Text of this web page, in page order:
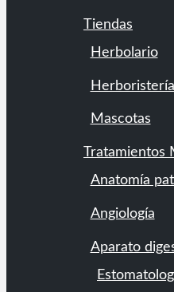
Tiendas
Herbolario
Herboristería
Mascotas
Tratamientos
Anatomía
Angiología
Aparato